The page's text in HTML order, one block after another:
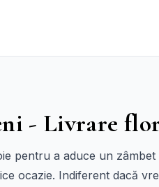
- Livrare
pentru a aduce un
ocazie. Indiferent dacă